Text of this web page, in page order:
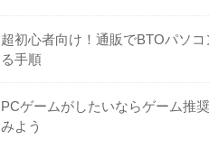
超初心者向け！通販でBTOパソコ
る手順
PCゲームがしたいならゲーム推
みよう